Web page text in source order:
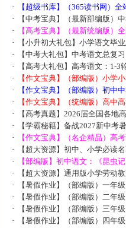
·
【超级书库】（365读书网）
·
【中考宝典】（最新部编版）
·
【高考宝典】（最新统编版）
·
【小升初大礼包】小学语文毕
·
【中考大礼包】中考语文总复
·
【高考大礼包】高考语文：1-3
·
【作文宝典】（部编版）小学
·
【作文宝典】（部编版）初中
·
【作文宝典】（统编版）高中
·
【高考真题】2026届全国各地
·
【学霸秘籍】备战2027新中考
·
【作文宝典】（名企精品）高
·
【超大资源】初中、小学必读
·
【部编版】初中语文：《昆虫
·
【超大资源】通用版小学劳动
·
【暑假作业】（部编版）一年
·
【暑假作业】（部编版）二年
·
【暑假作业】（部编版）三年
·
【暑假作业】（部编版）四年